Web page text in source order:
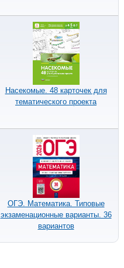
Насекомые. 48 карточек для
тематического проекта
ОГЭ. Математика. Типовые
экзаменационные варианты. 36
вариантов